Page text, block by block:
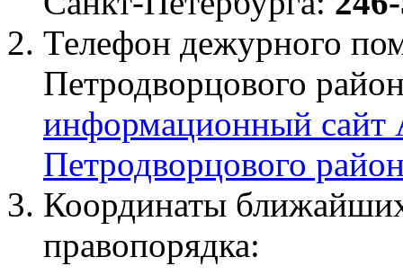
Телефон дежурного
Петродворцового
информационный сайт
Петродворцового
Координаты
правопорядка: